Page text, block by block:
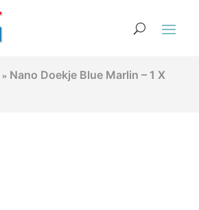
» Nano Doekje Blue Marlin – 1 X